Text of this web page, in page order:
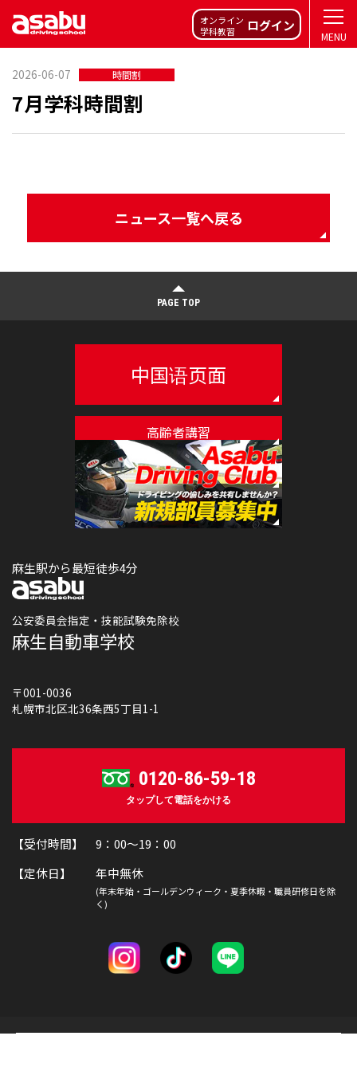
オンライン
学科教習
ログイン
MENU
2026-06-07 時間割
7月学科時間割
ニュース一覧へ戻る
PAGE TOP
麻生駅から最短徒歩4分
公安委員会指定・技能試験免除校
麻生自動車学校
〒001-0036
札幌市北区北36条西5丁目1-1
高齢者講習
中国语页面
麻生自動車学校の求人情報
0120-86-59-18
タップして電話をかける
【受付時間】 9：00～19：00
【定休日】 年中無休
(年末年始・ゴールデンウィーク・夏季休暇・職員研修日を除
く)